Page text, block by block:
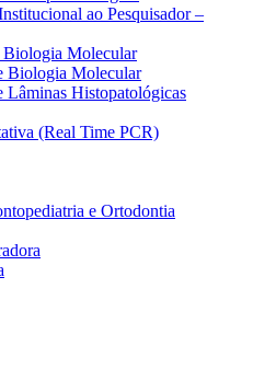
ao Pesquisador –
Molecular
Biologia Molecular
Histopatológicas
(Real Time PCR)
e Ortodontia